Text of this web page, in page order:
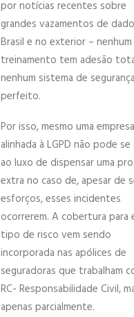
por notícias recentes sobre
grandes vazamentos de
Brasil e no exterior – nenhum
treinamento tem adesão
nenhum sistema de
perfeito.
Por isso, mesmo uma
alinhada à LGPD não pode
ao luxo de dispensar uma
extra no caso de, apesar de
esforços, esses incidentes
ocorrerem. A cobertura para
tipo de risco vem sendo
incorporada nas apólices de
seguradoras que trabalham
RC- Responsabilidade Civil,
apenas parcialmente.